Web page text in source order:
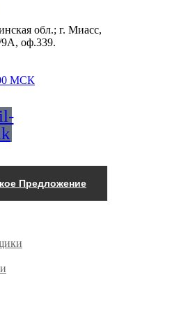
обл.; г. Миасс,
9А, оф.339.
МСК
Предложение